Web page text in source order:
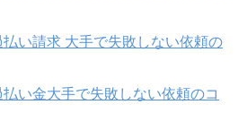
い請求 大手で失敗しない依頼の
い金大手で失敗しない依頼のコ